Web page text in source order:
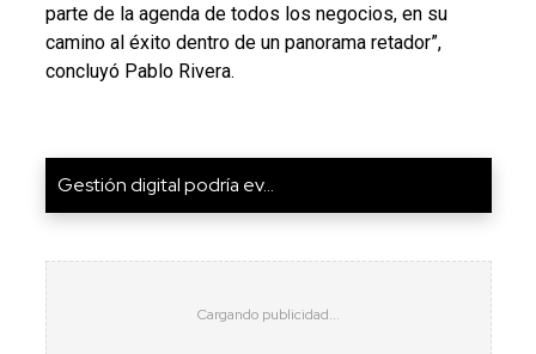
parte de la agenda de todos los negocios, en su
camino al éxito dentro de un panorama retador”,
concluyó Pablo Rivera.
Gestión digital podría ev...